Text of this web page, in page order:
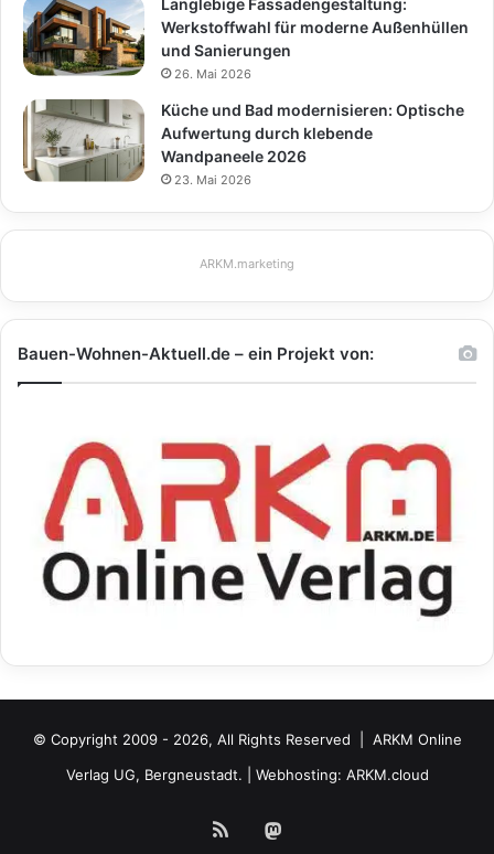
Langlebige Fassadengestaltung:
Werkstoffwahl für moderne Außenhüllen
und Sanierungen
26. Mai 2026
Küche und Bad modernisieren: Optische
Aufwertung durch klebende
Wandpaneele 2026
23. Mai 2026
ARKM.marketing
Bauen-Wohnen-Aktuell.de – ein Projekt von:
© Copyright 2009 - 2026, All Rights Reserved | ARKM Online
Verlag UG, Bergneustadt. | Webhosting: ARKM.cloud
RSS